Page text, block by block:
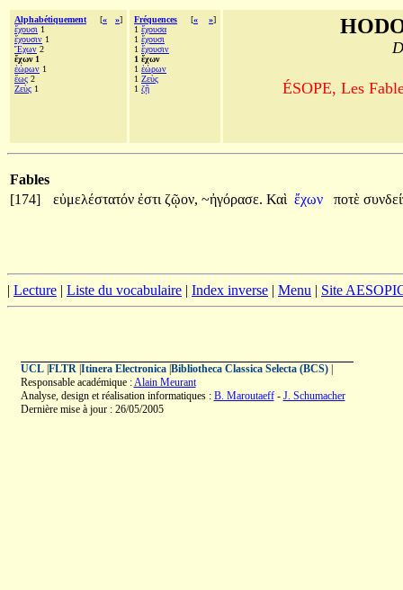
Alphabétiquement [« »]
ἔχουσι 1
ἔχουσιν 1
Ἔχων 2
ἔχων 1
ἑώρων 1
ἕως 2
Ζεὺς 1
Fréquences [« »]
1 ἔχουσα
1 ἔχουσι
1 ἔχουσιν
1 ἔχων
1 ἑώρων
1 Ζεὺς
1 ζῇ ÉSOPE, Les
Fables
[174]
εὐμελέστατόν ἐστι ζῷον, ~ἠγόρασε. Καὶ ἔχων ποτὲ
| Lecture | Liste du vocabulaire | Index inverse | Menu | Site
UCL| FLTR| Itinera Electronica| Bibliotheca Classica Selecta (BCS)|
Responsable académique :Alain Meurant
Analyse, design et réalisation informatiques : B. Maroutaeff- J. Schumacher
Dernière mise à jour : 26/05/2005